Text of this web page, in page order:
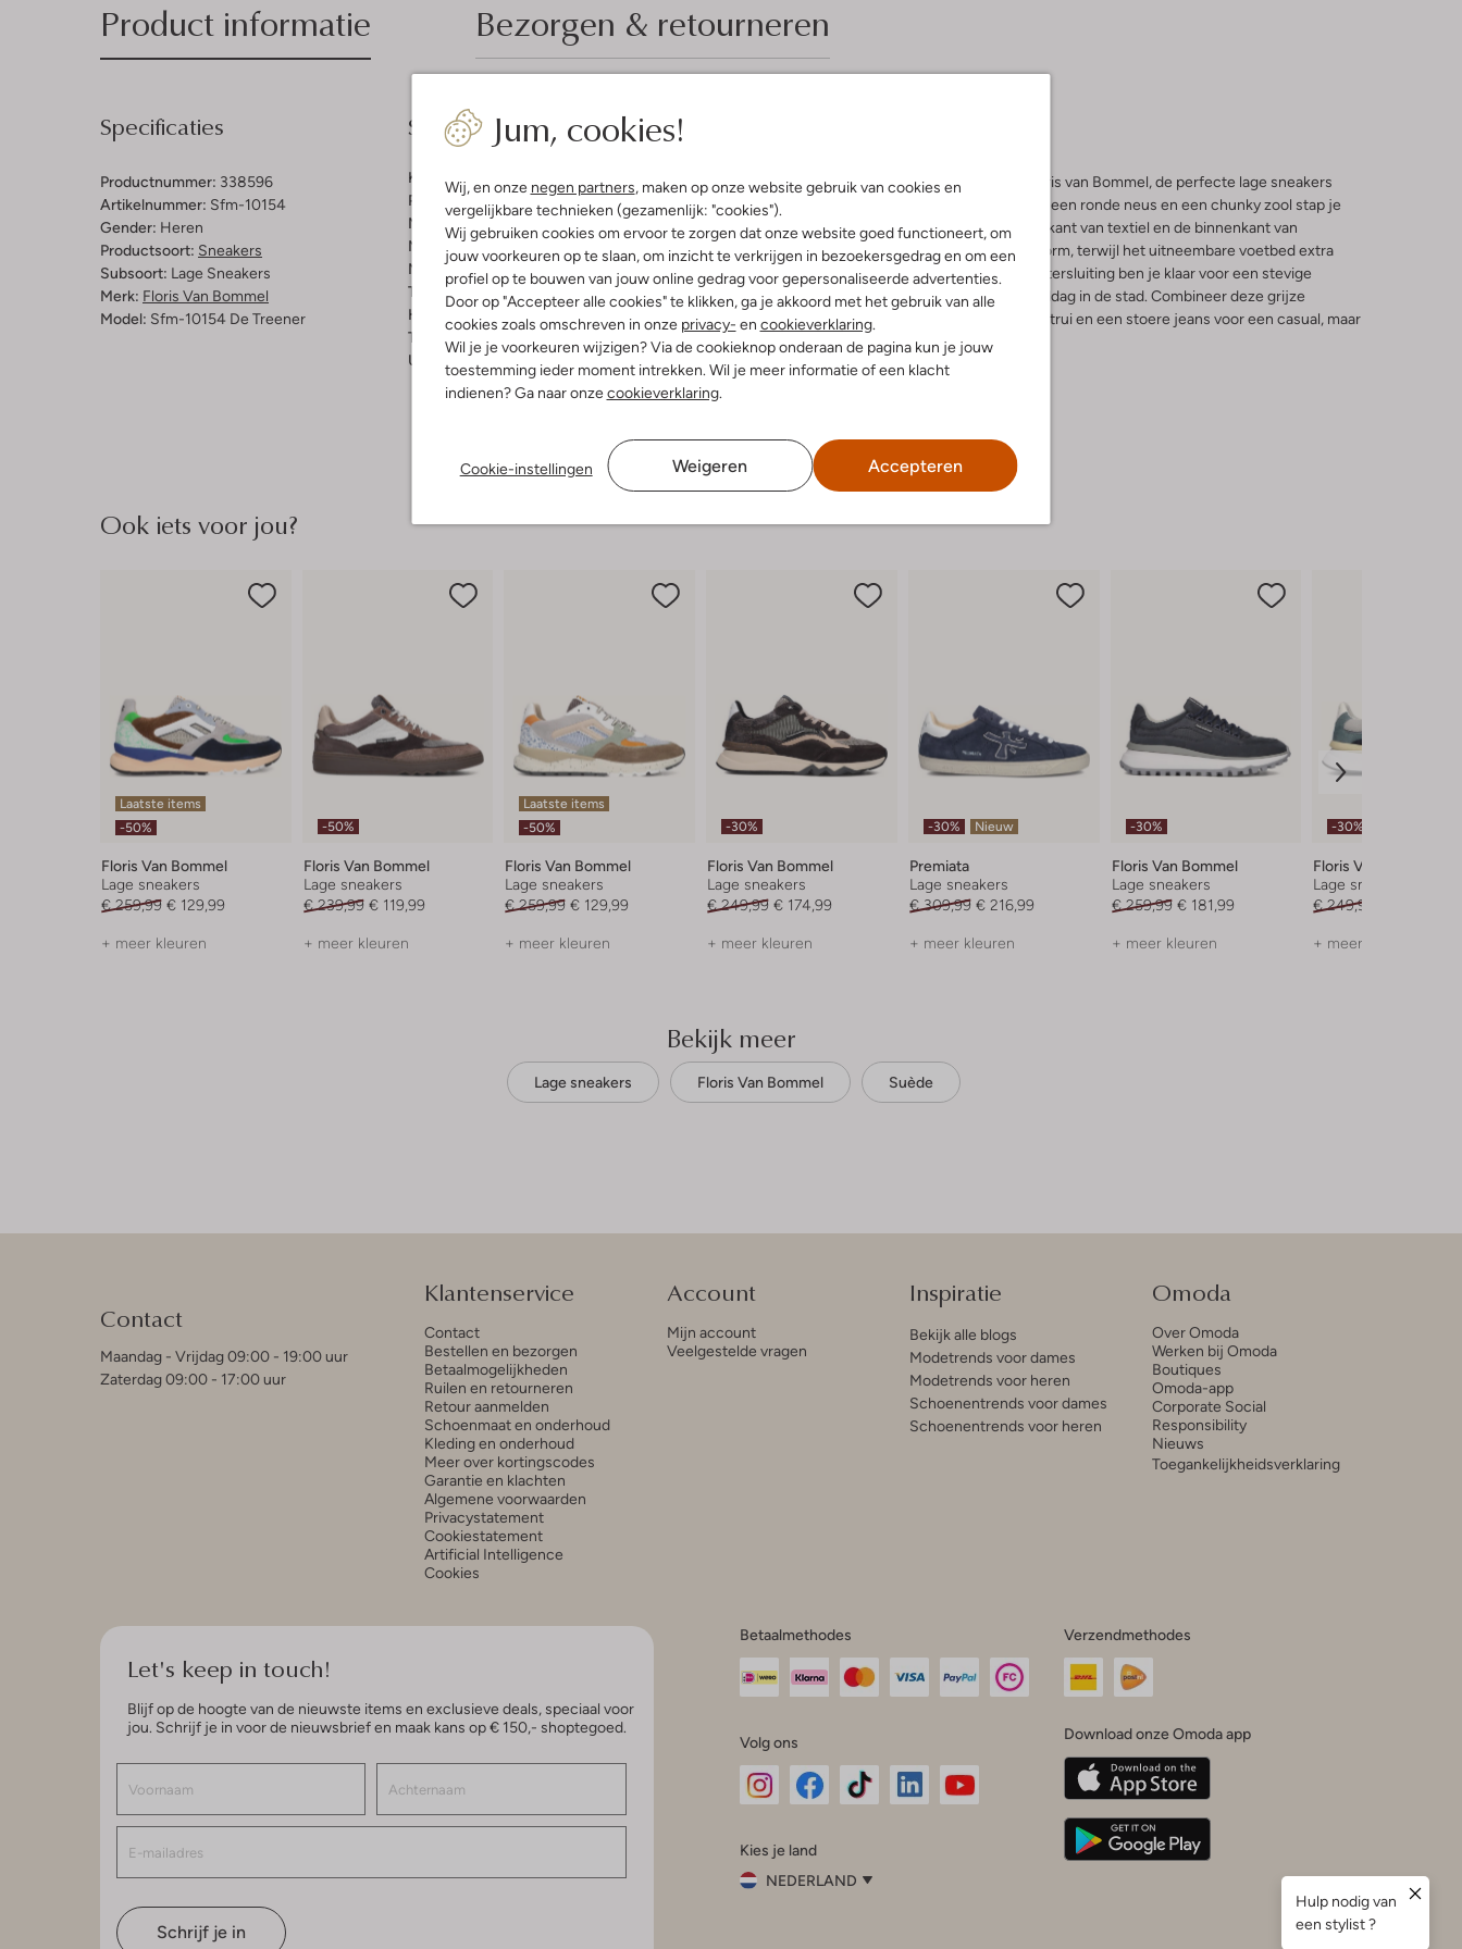
Jum, cookies!
Wij, en onze negen partners, maken op onze website gebruik van cookies en
vergelijkbare technieken (gezamenlijk: "cookies").
Wij gebruiken cookies om ervoor te zorgen dat onze website goed functioneert, om
jouw voorkeuren op te slaan, om inzicht te verkrijgen in bezoekersgedrag en om een
profiel op te bouwen van jouw online gedrag voor gepersonaliseerde advertenties.
Door op "Accepteer alle cookies" te klikken, ga je akkoord met het gebruik van alle
cookies zoals omschreven in onze privacy- en cookieverklaring.
Wil je je voorkeuren wijzigen? Via de cookieknop onderaan de pagina kun je jouw
toestemming ieder moment intrekken. Wil je meer informatie of een klacht
indienen? Ga naar onzecookieverklaring.
Cookie-instellingen Weigeren Accepteren
Product informatie Bezorgen & retourneren
Specificaties
Productnummer: 338596
Artikelnummer: Sfm-10154
Gender: Heren
Productsoort: Sneakers
Subsoort: Lage Sneakers
Merk: Floris Van Bommel
Model: Sfm-10154 De Treener
Samenstelling & Pasvorm
Kleur:
Print:
Slangenprint
Materiaal buitenkant:
Materiaal binnenkant:
Materiaal zool:
Rubber, Leer
Type sluiting:
Veter
Hakvorm:
Chunky Zool
Type neus:
Uitneembaar voetbed:
Ontdek de SFM-10154 DE TREENER van Floris van Bommel, de perfecte lage sneakers
voor heren dit herfst- en winterseizoen. Met een ronde neus en een chunky zool stap je
stijlvol en comfortabel de deur uit. De buitenkant van textiel en de binnenkant van
polyester zorgen voor een aangename pasvorm, terwijl het uitneembare voetbed extra
gemak biedt. Dankzij de rubberen zool en vetersluiting ben je klaar voor een stevige
wandeling in het park of een ontspannen middag in de stad. Combineer deze grijze
sneakers moeiteloos met een warme wollen trui en een stoere jeans voor een casual, maar
modieuze look.
Ook iets voor jou?
Laatste items
-50%
Floris Van Bommel
Lage sneakers
€ 259,99 € 129,99
+ meer kleuren
-50%
Floris Van Bommel
Lage sneakers
€ 239,99 € 119,99
+ meer kleuren
Laatste items
-50%
Floris Van Bommel
Lage sneakers
€ 259,99 € 129,99
+ meer kleuren
-30%
Floris Van Bommel
Lage sneakers
€ 249,99 € 174,99
+ meer kleuren
-30% Nieuw
Premiata
Lage sneakers
€ 309,99 € 216,99
+ meer kleuren
-30%
Floris Van Bommel
Lage sneakers
€ 259,99 € 181,99
+ meer kleuren
-30%
Floris Van Bommel
Lage sneakers
€ 249,99
+ meer kleuren
Bekijk meer
Lage sneakers Floris Van Bommel Suède
Contact
Maandag - Vrijdag 09:00 - 19:00 uur
Zaterdag 09:00 - 17:00 uur
Klantenservice
Contact
Bestellen en bezorgen
Betaalmogelijkheden
Ruilen en retourneren
Retour aanmelden
Schoenmaat en onderhoud
Kleding en onderhoud
Meer over kortingscodes
Garantie en klachten
Algemene voorwaarden
Privacystatement
Cookiestatement
Artificial Intelligence
Cookies
Account
Mijn account
Veelgestelde vragen
Inspiratie
Bekijk alle blogs
Modetrends voor dames
Modetrends voor heren
Schoenentrends voor dames
Schoenentrends voor heren
Omoda
Over Omoda
Werken bij Omoda
Boutiques
Omoda-app
Corporate Social
Responsibility
Nieuws
Toegankelijkheidsverklaring
Let's keep in touch!
Blijf op de hoogte van de nieuwste items en exclusieve deals, speciaal voor
jou. Schrijf je in voor de nieuwsbrief en maak kans op € 150,- shoptegoed.
Schrijf je in
Betaalmethodes
Volg ons
InstagramFacebook
Kies je land
NEDERLAND
Verzendmethodes
Download onze Omoda app